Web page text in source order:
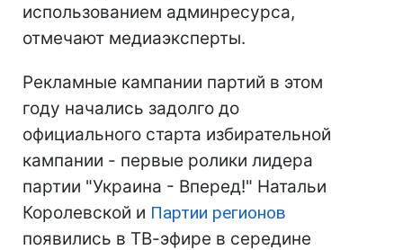
использованием админресурса,
отмечают медиаэксперты.
Рекламные кампании партий в этом
году начались задолго до
официального старта избирательной
кампании - первые ролики лидера
партии "Украина - Вперед!" Натальи
Королевской и Партии регионов
появились в ТВ-эфире в середине